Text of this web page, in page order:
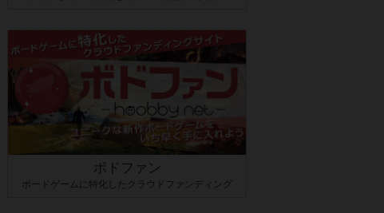
ボドファン
ボードゲームに特化したクラウドファンディング